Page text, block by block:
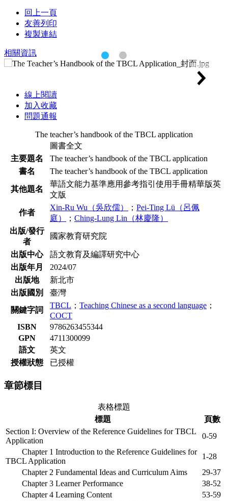
回上一頁
友善列印
複製連結
相關資訊
線上閱讀
加入收藏
問題通報
The teacher’s handbook of the TBCL application
圖書全文
主要題名
The teacher’s handbook of the TBCL application
書名
The teacher’s handbook of the TBCL application
其他題名
華語文能力基準應用參考指引使用手冊精華版英
文版
作者
Xin-Ru Wu（吳欣儒） ； Pei-Ting Lü（呂佩
庭）
； Ching-Lung Lin（林慶隆）
出版/發行
者
國家教育研究院
出版中心
語文教育及編譯研究中心
出版年月
2024/07
出版地
新北市
出版國別
臺灣
關鍵字詞
TBCL ； Teaching Chinese as a second language ；
COCT
ISBN
9786263455344
GPN
4711300099
語文
英文
授權狀態
已授權
章節標目
表格標題
標題
頁數
Section I: Overview of the Reference Guidelines for TBCL
Application
0-59
Chapter 1 Introduction to the Reference Guidelines for
TBCL Application
1-28
Chapter 2 Fundamental Ideas and Curriculum Aims
29-37
Chapter 3 Learner Performance
38-52
Chapter 4 Learning Content
53-59